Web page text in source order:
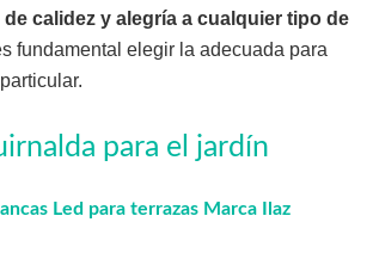
calidez y alegría a cualquier tipo de
fundamental elegir la adecuada para
para el jardín
Led para terrazas Marca Ilaz